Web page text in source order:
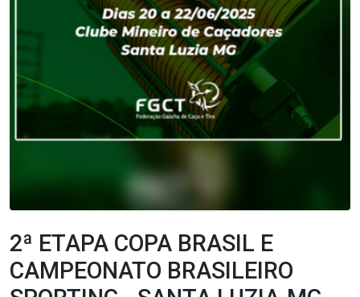
2ª ETAPA COPA BRASIL E
CAMPEONATO BRASILEIRO